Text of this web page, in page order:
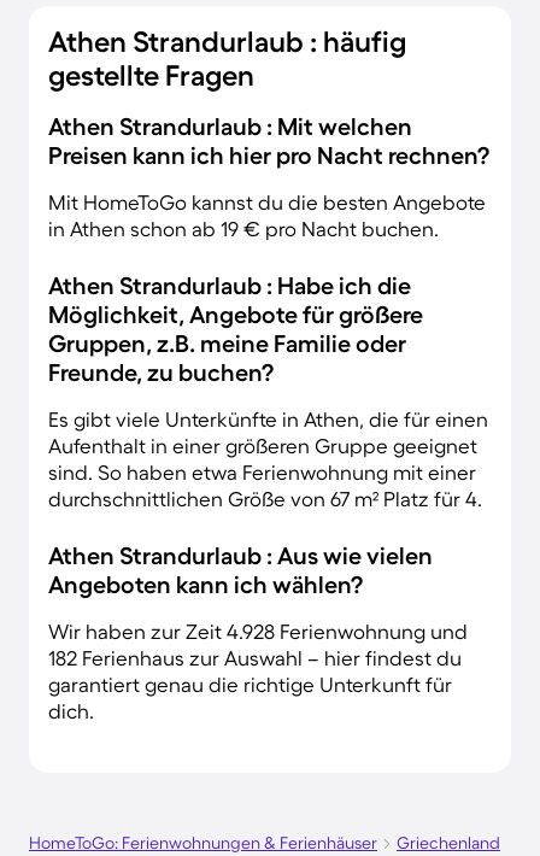
Athen Strandurlaub : häufig
gestellte Fragen
Athen Strandurlaub : Mit welchen
Preisen kann ich hier pro Nacht rechnen?
Mit HomeToGo kannst du die besten Angebote
in Athen schon ab 19 € pro Nacht buchen.
Athen Strandurlaub : Habe ich die
Möglichkeit, Angebote für größere
Gruppen, z.B. meine Familie oder
Freunde, zu buchen?
Es gibt viele Unterkünfte in Athen, die für einen
Aufenthalt in einer größeren Gruppe geeignet
sind. So haben etwa Ferienwohnung mit einer
durchschnittlichen Größe von 67 m² Platz für 4.
Athen Strandurlaub : Aus wie vielen
Angeboten kann ich wählen?
Wir haben zur Zeit 4.928 Ferienwohnung und
182 Ferienhaus zur Auswahl – hier findest du
garantiert genau die richtige Unterkunft für
dich.
HomeToGo: Ferienwohnungen & Ferienhäuser
Griechenland